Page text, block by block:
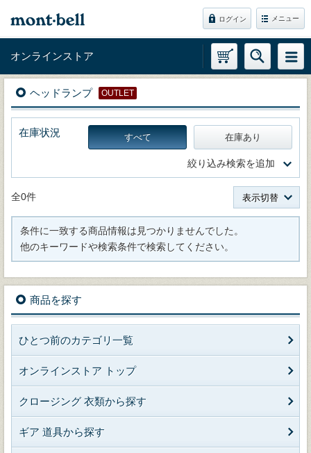
ログイン メニュー
オンラインストア
ヘッドランプ OUTLET
在庫状況 すべて 在庫あり
絞り込み検索を追加
全0件 表示切替
条件に一致する商品情報は見つかりませんでした。
他のキーワードや検索条件で検索してください。
商品を探す
ひとつ前のカテゴリ一覧
オンラインストア トップ
クロージング 衣類から探す
ギア 道具から探す